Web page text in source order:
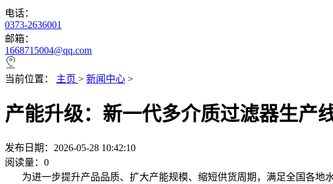
电话：
0373-2636001
邮箱：
1668715004@qq.com
当前位置： 主页 > 新闻中心 >
产能升级：新一代多介质过滤器生产
发布日期：2026-05-28 10:42:10
阅读量： 0
为进一步提升产品品质、扩大产能规模、缩短供货周期，满足全国各地